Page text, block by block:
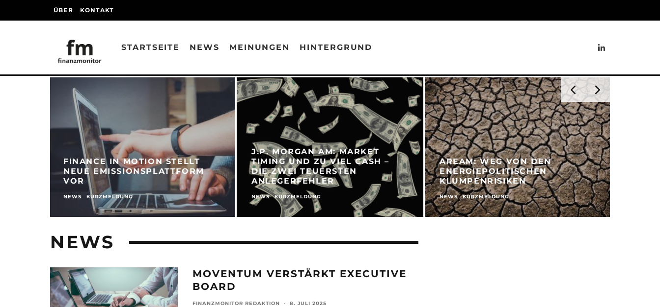
ÜBER KONTAKT
STARTSEITE NEWS MEINUNGEN HINTERGRUND
FINANCE IN MOTION STELLT
NEUE EMISSIONSPLATTFORM
VOR
NEWS KURZMELDUNG
J.P. MORGAN AM: MARKET
TIMING UND ZU VIEL CASH –
DIE ZWEI TEUERSTEN
ANLEGERFEHLER
NEWS KURZMELDUNG
AREAM: WEG VON DEN
ENERGIEPOLITISCHEN
KLUMPENRISIKEN
NEWS KURZMELDUNG
NEWS
MOVENTUM VERSTÄRKT EXECUTIVE
BOARD
FINANZMONITOR REDAKTION · 8. JULI 2025